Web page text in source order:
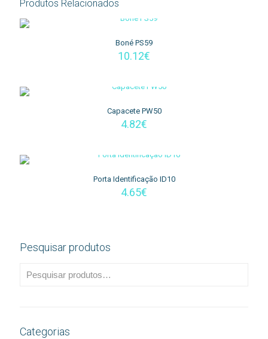
Produtos Relacionados
Boné PS59
10.12€
Capacete PW50
4.82€
Porta Identificação ID10
4.65€
Pesquisar produtos
Categorias